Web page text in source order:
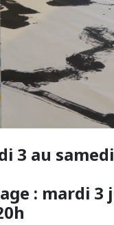
3 au
: mardi 3